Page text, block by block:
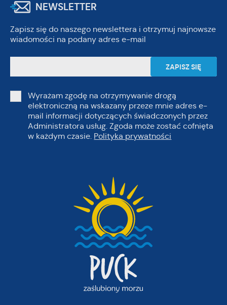
NEWSLETTER
Zapisz się do naszego newslettera i otrzymuj najnowsze
wiadomości na podany adres e-mail
Wyrażam zgodę na otrzymywanie drogą
elektroniczną na wskazany przeze mnie adres e-
mail informacji dotyczących świadczonych przez
Administratora usług. Zgoda może zostać cofnięta
w każdym czasie. Polityka prywatności